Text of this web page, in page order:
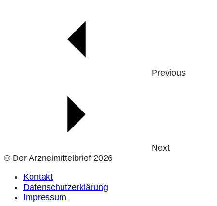
Previous
Next
© Der Arzneimittelbrief 2026
Kontakt
Datenschutzerklärung
Impressum